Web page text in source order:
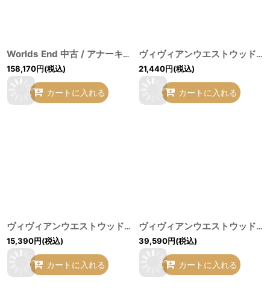
Worlds End 中古 / アナーキーシャツ S/M マルチ O-26-06-28-002-bl-YM-OS
158,170円(税込)
カートに入れる
ヴィヴィアンウエストウッド 中古 / アシンメトリーストライプ半袖シャツ 2 グレー O-26-06-28-015-bl-YM-ZH
21,440円(税込)
カートに入れる
ヴィヴィアンウエストウッド 中古 / アシンメトリーボタンフライシャツ 1 ネイビーｘレッド O-26-06-28-018-bl-YM-ZH
15,390円(税込)
カートに入れる
ヴィヴィアンウエストウッド 中古 / ユニオンジャックシルクフリルブラウス UK8/US4 マルチ O-26-06-28-027-bl-YM-ZH
39,590円(税込)
カートに入れる